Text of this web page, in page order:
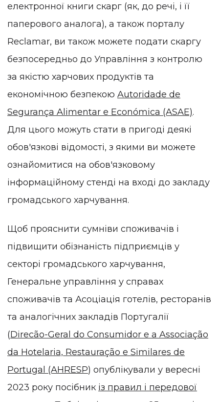
електронної книги скарг (як, до речі, і її
паперового аналога), а також порталу
Reclamar, ви також можете подати скаргу
безпосередньо до Управління з контролю
за якістю харчових продуктів та
економічною безпекою Autoridade de
Segurança Alimentar e Económica (ASAE).
Для цього можуть стати в пригоді деякі
обов'язкові відомості, з якими ви можете
ознайомитися на обов'язковому
інформаційному стенді на вході до закладу
громадського харчування.
Щоб прояснити сумніви споживачів і
підвищити обізнаність підприємців у
секторі громадського харчування,
Генеральне управління у справах
споживачів та Асоціація готелів, ресторанів
та аналогічних закладів Португалії
(Direcão-Geral do Consumidor e a Associação
da Hotelaria, Restauração e Similares de
Portugal (AHRESP) опублікували у вересні
2023 року посібник із правил і передової